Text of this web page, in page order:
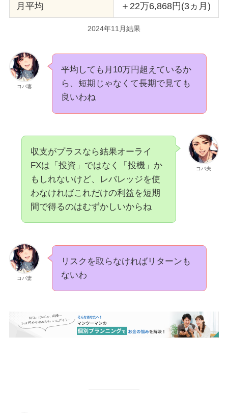
月平均 ＋22万6,868円(3ヵ月)
2024年11月結果
コバ妻
平均しても月10万円超えているか
ら、短期じゃなくて長期で見ても
良いわね
コバ夫
収支がプラスなら結果オーライ
FXは「投資」ではなく「投機」か
もしれないけど、レバレッジを使
わなければこれだけの利益を短期
間で得るのはむずかしいからね
コバ妻
リスクを取らなければリターンも
ないわ